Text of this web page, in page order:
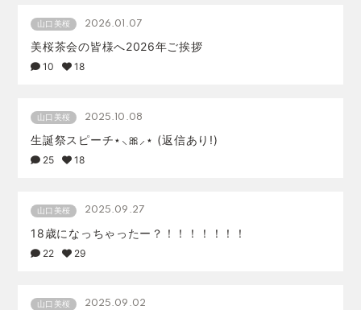
山口美桜 2026.01.07
美桜茶会の皆様へ2026年ご挨拶
10 18
山口美桜 2025.10.08
生誕祭スピーチ⋆⸜🎀⸝‍⋆ (返信あり!)
25 18
山口美桜 2025.09.27
18歳になっちゃったー？！！！！！！！
22 29
山口美桜 2025.09.02